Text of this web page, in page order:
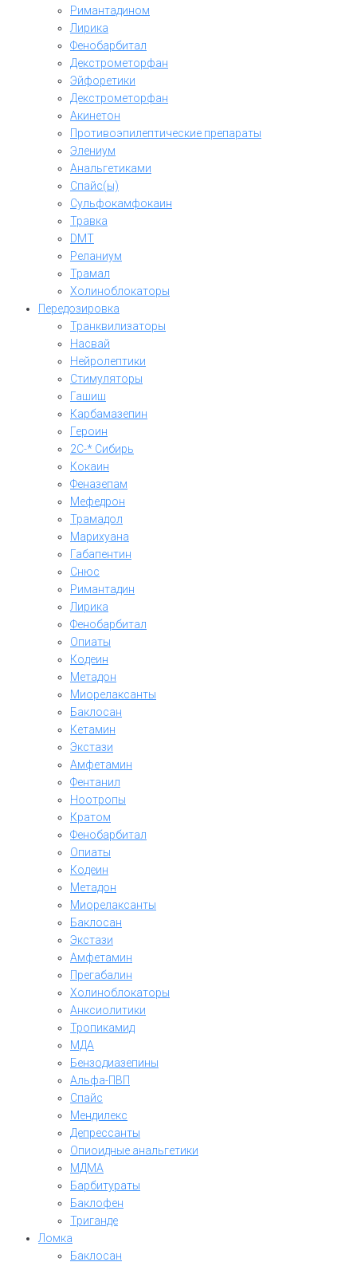
Римантадином
Лирика
Фенобарбитал
Декстрометорфан
Эйфоретики
Декстрометорфан
Акинетон
Противоэпилептические препараты
Элениум
Анальгетиками
Спайс(ы)
Сульфокамфокаин
Травка
DMT
Реланиум
Трамал
Холиноблокаторы
Передозировка
Транквилизаторы
Насвай
Нейролептики
Стимуляторы
Гашиш
Карбамазепин
Героин
2C-* Сибирь
Кокаин
Феназепам
Мефедрон
Трамадол
Марихуана
Габапентин
Снюс
Римантадин
Лирика
Фенобарбитал
Опиаты
Кодеин
Метадон
Миорелаксанты
Баклосан
Кетамин
Экстази
Амфетамин
Фентанил
Ноотропы
Кратом
Фенобарбитал
Опиаты
Кодеин
Метадон
Миорелаксанты
Баклосан
Экстази
Амфетамин
Прегабалин
Холиноблокаторы
Анксиолитики
Тропикамид
МДА
Бензодиазепины
Альфа-ПВП
Спайс
Мендилекс
Депрессанты
Опиоидные анальгетики
МДМА
Барбитураты
Баклофен
Триганде
Ломка
Баклосан